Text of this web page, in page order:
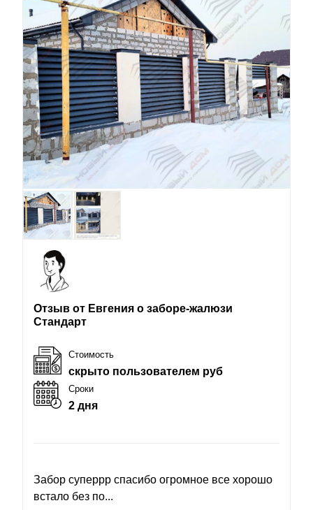
Отзыв от Евгения о заборе-жалюзи
Стандарт
Стоимость
скрыто пользователем руб
Сроки
2 дня
Забор суперрр спасибо огромное все хорошо
встало без по...